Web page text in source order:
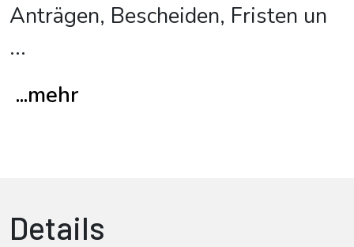
Anträgen, Bescheiden, Fristen un
...
...mehr
Details